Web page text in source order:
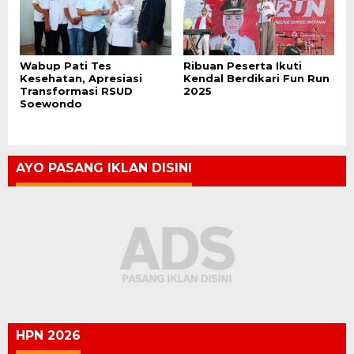
Wabup Pati Tes
Kesehatan, Apresiasi
Transformasi RSUD
Soewondo
Ribuan Peserta Ikuti
Kendal Berdikari Fun Run
2025
AYO PASANG IKLAN DISINI
HPN 2026